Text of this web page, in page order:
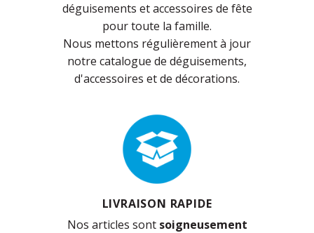
déguisements et accessoires de fête
pour toute la famille.
Nous mettons régulièrement à jour
notre catalogue de déguisements,
d'accessoires et de décorations.
LIVRAISON RAPIDE
Nos articles sont soigneusement